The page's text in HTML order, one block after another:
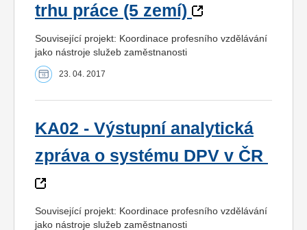
trhu práce (5 zemí)
Související projekt: Koordinace profesního vzdělávání
jako nástroje služeb zaměstnanosti
23. 04. 2017
KA02 - Výstupní analytická
zpráva o systému DPV v ČR
Související projekt: Koordinace profesního vzdělávání
jako nástroje služeb zaměstnanosti